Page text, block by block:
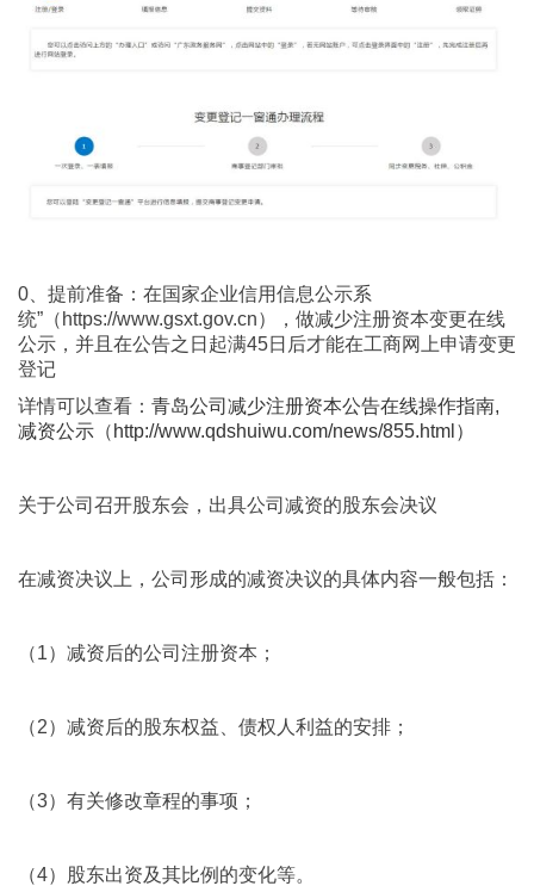
0、提前准备：在国家企业信用信息公示系
统”（https://www.gsxt.gov.cn），做减少注册资本变更在线
公示，并且在公告之日起满45日后才能在工商网上申请变更
登记
详情可以查看： 青岛公司减少注册资本公告在线操作指南,
减资公示 （ http://www.qdshuiwu.com/news/855.html）
关于公司召开股东会，出具公司减资的股东会决议
在减资决议上，公司形成的减资决议的具体内容一般包括：
（1）减资后的公司注册资本；
（2）减资后的股东权益、债权人利益的安排；
（3）有关修改章程的事项；
（4）股东出资及其比例的变化等。